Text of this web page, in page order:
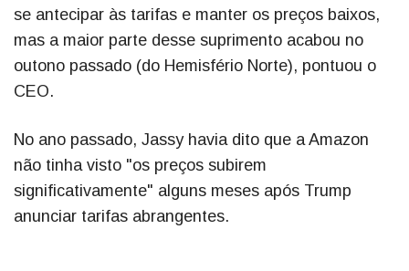
se antecipar às tarifas e manter os preços baixos,
mas a maior parte desse suprimento acabou no
outono passado (do Hemisfério Norte), pontuou o
CEO.
No ano passado, Jassy havia dito que a Amazon
não tinha visto "os preços subirem
significativamente" alguns meses após Trump
anunciar tarifas abrangentes.